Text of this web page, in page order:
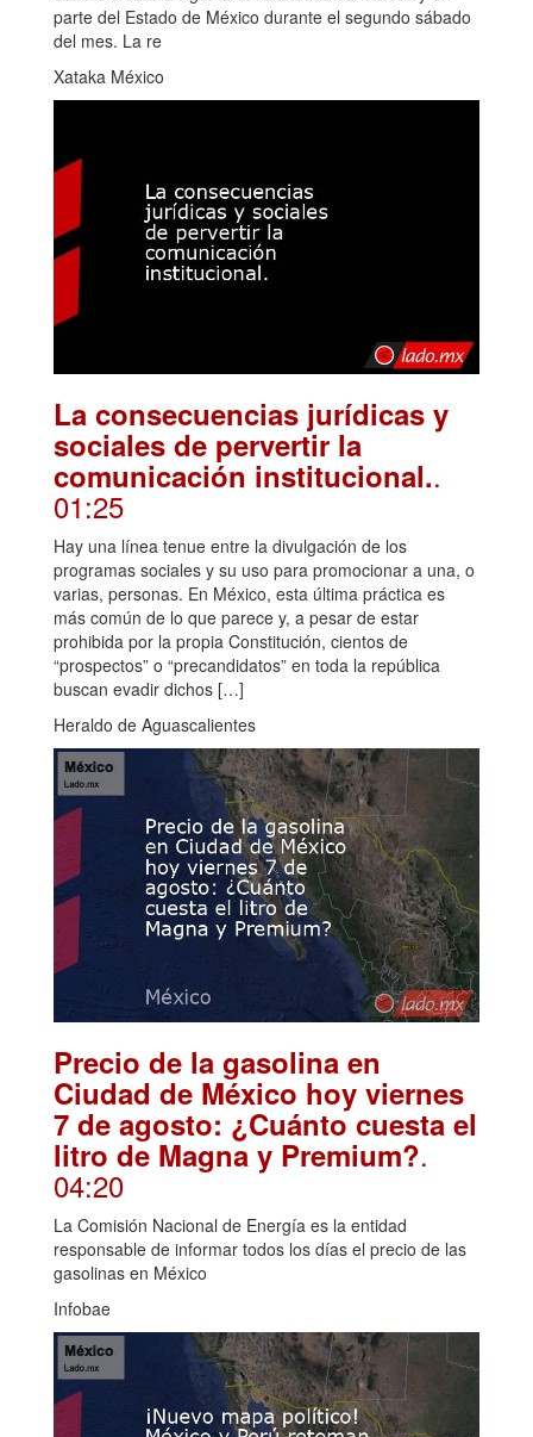
parte del Estado de México durante el segundo sábado
del mes. La re
Xataka México
La consecuencias jurídicas y
sociales de pervertir la
comunicación institucional..
01:25
Hay una línea tenue entre la divulgación de los
programas sociales y su uso para promocionar a una, o
varias, personas. En México, esta última práctica es
más común de lo que parece y, a pesar de estar
prohibida por la propia Constitución, cientos de
“prospectos” o “precandidatos” en toda la república
buscan evadir dichos […]
Heraldo de Aguascalientes
Precio de la gasolina en
Ciudad de México hoy viernes
7 de agosto: ¿Cuánto cuesta el
litro de Magna y Premium?.
04:20
La Comisión Nacional de Energía es la entidad
responsable de informar todos los días el precio de las
gasolinas en México
Infobae